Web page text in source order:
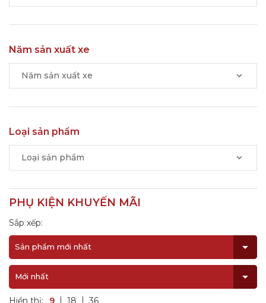
Năm sản xuất xe
Năm sản xuất xe
Loại sản phẩm
Loại sản phẩm
PHỤ KIỆN KHUYẾN MÃI
Sắp xếp:
Sản phẩm mới nhất
Mới nhất
Hiển thị: 9 18 36